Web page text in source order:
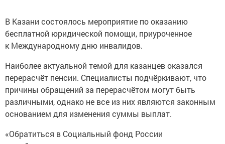
В Казани состоялось мероприятие по оказанию
бесплатной юридической помощи, приуроченное
к Международному дню инвалидов.
Наиболее актуальной темой для казанцев оказался
перерасчёт пенсии. Специалисты подчёркивают, что
причины обращений за перерасчётом могут быть
различными, однако не все из них являются законным
основанием для изменения суммы выплат.
«Обратиться в Социальный фонд России